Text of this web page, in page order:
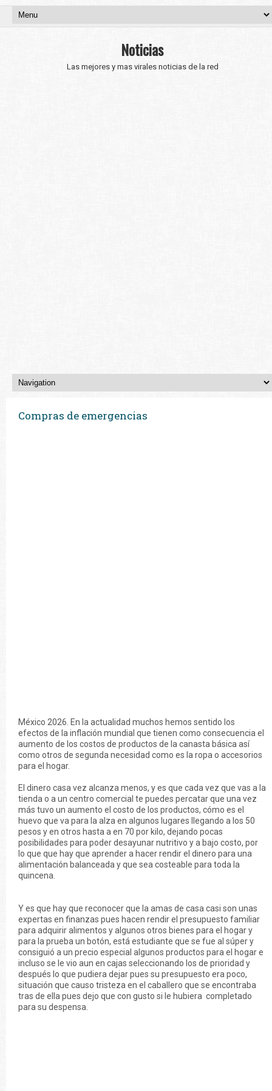
Noticias
Las mejores y mas virales noticias de la red
Compras de emergencias
México 2026. En la actualidad muchos hemos sentido los
efectos de la inflación mundial que tienen como consecuencia el
aumento de los costos de productos de la canasta básica así
como otros de segunda necesidad como es la ropa o accesorios
para el hogar.
El dinero casa vez alcanza menos, y es que cada vez que vas a la
tienda o a un centro comercial te puedes percatar que una vez
más tuvo un aumento el costo de los productos, cómo es el
huevo que va para la alza en algunos lugares llegando a los 50
pesos y en otros hasta a en 70 por kilo, dejando pocas
posibilidades para poder desayunar nutritivo y a bajo costo, por
lo que que hay que aprender a hacer rendir el dinero para una
alimentación balanceada y que sea costeable para toda la
quincena.
Y es que hay que reconocer que la amas de casa casi son unas
expertas en finanzas pues hacen rendir el presupuesto familiar
para adquirir alimentos y algunos otros bienes para el hogar y
para la prueba un botón, está estudiante que se fue al súper y
consiguió a un precio especial algunos productos para el hogar e
incluso se le vio aun en cajas seleccionando los de prioridad y
después lo que pudiera dejar pues su presupuesto era poco,
situación que causo tristeza en el caballero que se encontraba
tras de ella pues dejo que con gusto si le hubiera completado
para su despensa.